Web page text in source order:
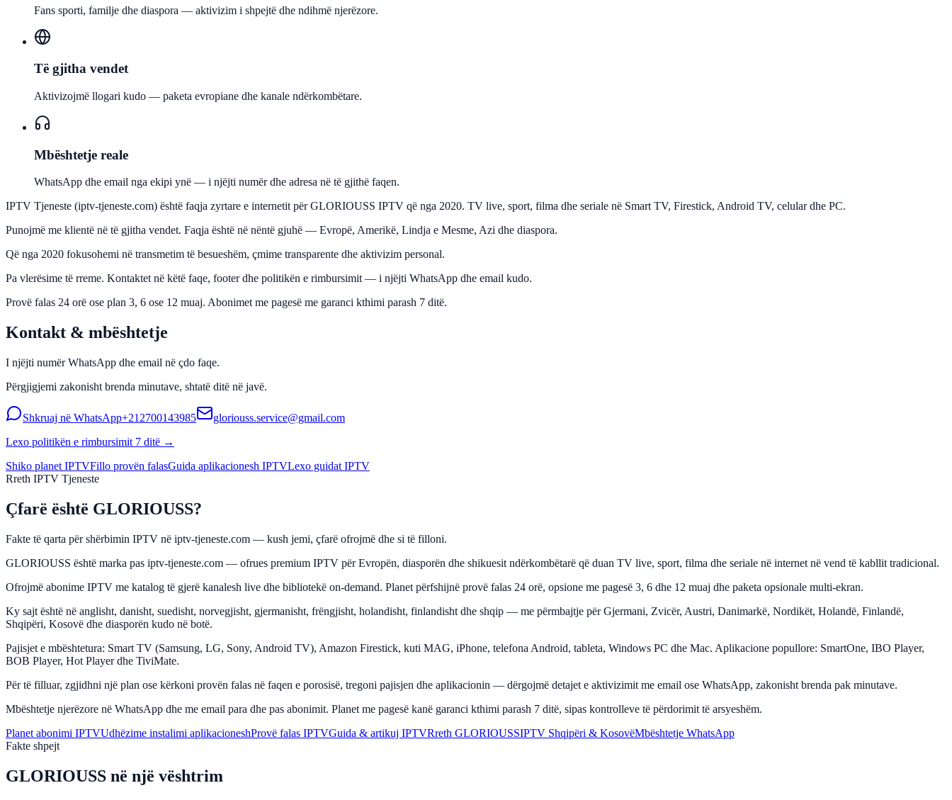
Fans sporti, familje dhe diaspora — aktivizim i shpejtë dhe ndihmë njerëzore.
Të gjitha vendet
Aktivizojmë llogari kudo — paketa evropiane dhe kanale ndërkombëtare.
Mbështetje reale
WhatsApp dhe email nga ekipi ynë — i njëjti numër dhe adresa në të gjithë faqen.
IPTV Tjeneste (iptv-tjeneste.com) është faqja zyrtare e internetit për GLORIOUSS IPTV që nga 2020. TV live, sport, filma dhe seriale në Smart TV, Firestick, Android TV, celular dhe PC.
Punojmë me klientë në të gjitha vendet. Faqja është në nëntë gjuhë — Evropë, Amerikë, Lindja e Mesme, Azi dhe diaspora.
Që nga 2020 fokusohemi në transmetim të besueshëm, çmime transparente dhe aktivizim personal.
Pa vlerësime të rreme. Kontaktet në këtë faqe, footer dhe politikën e rimbursimit — i njëjti WhatsApp dhe email kudo.
Provë falas 24 orë ose plan 3, 6 ose 12 muaj. Abonimet me pagesë me garanci kthimi parash 7 ditë.
Kontakt & mbështetje
I njëjti numër WhatsApp dhe email në çdo faqe.
Përgjigjemi zakonisht brenda minutave, shtatë ditë në javë.
Shkruaj në WhatsApp+212700143985
gloriouss.service@gmail.com
Lexo politikën e rimbursimit 7 ditë →
Shiko planet IPTVFillo provën falasGuida aplikacionesh IPTVLexo guidat IPTV
Rreth IPTV Tjeneste
Çfarë është GLORIOUSS?
Fakte të qarta për shërbimin IPTV në iptv-tjeneste.com — kush jemi, çfarë ofrojmë dhe si të filloni.
GLORIOUSS është marka pas iptv-tjeneste.com — ofrues premium IPTV për Evropën, diasporën dhe shikuesit ndërkombëtarë që duan TV live, sport, filma dhe seriale në internet në vend të kabllit tradicional.
Ofrojmë abonime IPTV me katalog të gjerë kanalesh live dhe bibliotekë on-demand. Planet përfshijnë provë falas 24 orë, opsione me pagesë 3, 6 dhe 12 muaj dhe paketa opsionale multi-ekran.
Ky sajt është në anglisht, danisht, suedisht, norvegjisht, gjermanisht, frëngjisht, holandisht, finlandisht dhe shqip — me përmbajtje për Gjermani, Zvicër, Austri, Danimarkë, Nordikët, Holandë, Finlandë,
Shqipëri, Kosovë dhe diasporën kudo në botë.
Pajisjet e mbështetura: Smart TV (Samsung, LG, Sony, Android TV), Amazon Firestick, kuti MAG, iPhone, telefona Android, tableta, Windows PC dhe Mac. Aplikacione popullore: SmartOne, IBO Player,
BOB Player, Hot Player dhe TiviMate.
Për të filluar, zgjidhni një plan ose kërkoni provën falas në faqen e porosisë, tregoni pajisjen dhe aplikacionin — dërgojmë detajet e aktivizimit me email ose WhatsApp, zakonisht brenda pak minutave.
Mbështetje njerëzore në WhatsApp dhe me email para dhe pas abonimit. Planet me pagesë kanë garanci kthimi parash 7 ditë, sipas kontrolleve të përdorimit të arsyeshëm.
Planet abonimi IPTVUdhëzime instalimi aplikacioneshProvë falas IPTVGuida & artikuj IPTVRreth GLORIOUSSIPTV Shqipëri & KosovëMbështetje WhatsApp
Fakte shpejt
GLORIOUSS në një vështrim